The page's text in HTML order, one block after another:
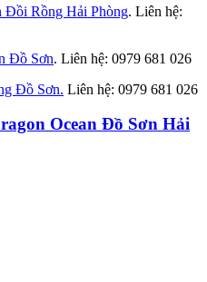
Đồi Rồng Hải Phòng. Liên hệ:
Đồ Sơn. Liên hệ: 0979 681 026
Đồ Sơn. Liên hệ: 0979 681 026
Ocean Đồ Sơn Hải